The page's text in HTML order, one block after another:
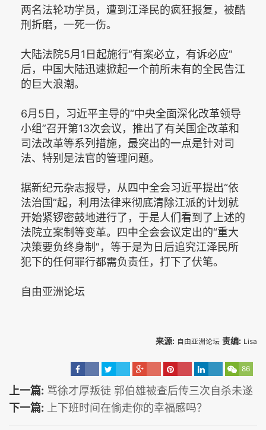
两名法轮功学员，遭到江泽民的疯狂报复，被酷
刑折磨，一死一伤。
大陆法院5月1日起施行“有案必立，有诉必应”
后，中国大陆迅速掀起一个前所未有的全民告江
的巨大浪潮。
6月5日，习近平主导的“中央全面深化改革领导
小组”召开第13次会议，推出了有关国企改革和
司法改革等系列措施，最突出的一点是针对司
法、特别是法官的管理问题。
据新纪元杂志报导，从四中全会习近平提出“依
法治国”起，利用法律来彻底清除江派的计划就
开始紧锣密鼓地进行了，于是人们看到了上述的
法院立案制等变革。四中全会会议定出的“重大
决策要负终身制”，等于是为日后追究江泽民所
犯下的任何罪行都需负责任，打下了伏笔。
自由亚洲论坛
来源: 自由亚洲论坛 责编: Lisa
86
上一篇: 骂徐才厚叛徒 郭伯雄被查后传三次自杀未遂
下一篇:
上下班时间在偷走你的幸福感吗？